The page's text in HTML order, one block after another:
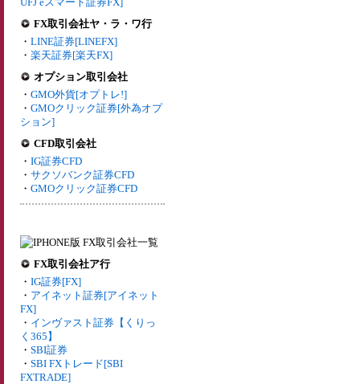
FX取引会社ヤ・ラ・ワ行
・ LINE証券[LINEFX]
・ 楽天証券[楽天FX]
オプション取引会社
・ GMO外貨[オプトレ!]
・ GMOクリック証券[外為オプ
ション]
CFD取引会社
・ IG証券CFD
・ サクソバンク証券CFD
・ GMOクリック証券CFD
FX取引会社ア行
・ IG証券[FX]
・ アイネット証券[アイネット
FX]
・ インヴァスト証券【くりっ
く365】
・ SBI証券
・ SBI FXトレード[SBI
FXTRADE]